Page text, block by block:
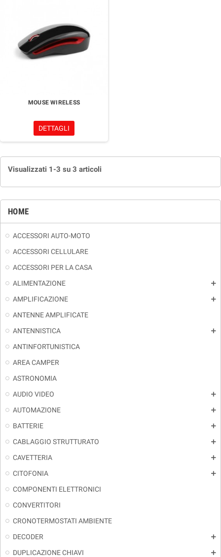
HOME
ACCESSORI AUTO-MOTO
ACCESSORI CELLULARE
ACCESSORI PER LA CASA
ALIMENTAZIONE
add
AMPLIFICAZIONE add
ANTENNE AMPLIFICATE
ANTENNISTICA
add
ANTINFORTUNISTICA
AREA CAMPER
ASTRONOMIA
AUDIO VIDEO
add
AUTOMAZIONE add
BATTERIE add
CABLAGGIO STRUTTURATO add
CAVETTERIA add
CITOFONIA add
COMPONENTI ELETTRONICI
CONVERTITORI
CRONOTERMOSTATI AMBIENTE
DECODER
add
DUPLICAZIONE CHIAVI add
MOUSE WIRELESS
DETTAGLI
Visualizzati 1-3 su 3 articoli